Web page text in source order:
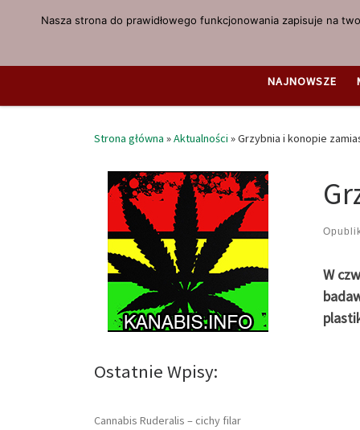
Przejdź do treści
NAJNOWSZE
Strona główna »Aktualności »Grzybnia i konopie
W
Ostatnie Wpisy:
Cannabis Ruderalis – cichy filar
Nasza strona do prawidłowego funkcjonowania zapisuje na